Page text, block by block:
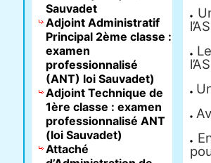
Sauvadet
Adjoint Administratif
Principal 2ème classe :
examen
professionnalisé
(ANT) loi Sauvadet)
Adjoint Technique de
1ère classe : examen
professionnalisé ANT
(loi Sauvadet)
Attaché